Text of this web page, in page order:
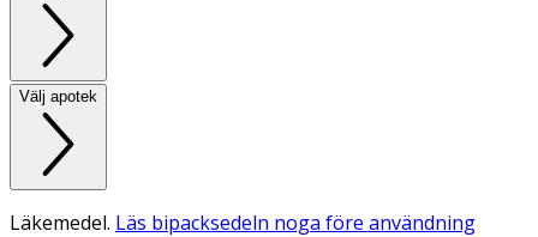
Välj apotek
Läkemedel. Läs bipacksedeln noga före användning